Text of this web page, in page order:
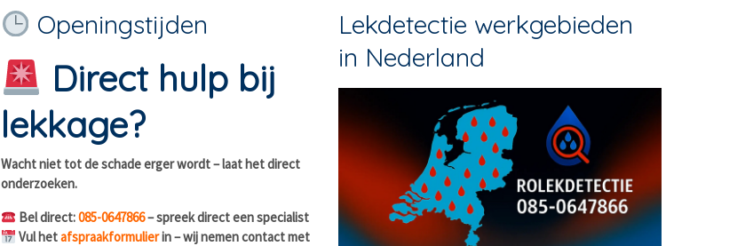
Openingstijden
Direct hulp bij
lekkage?
Wacht niet tot de schade erger wordt – laat het direct
onderzoeken.
Bel direct:085-0647866– spreek direct een specialist
Vul hetafspraakformulierin – wij nemen contact met
Lekdetectie werkgebieden
in Nederland